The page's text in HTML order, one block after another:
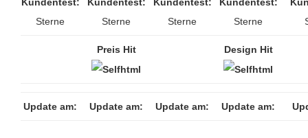
Sterne
Sterne
Sterne
Sterne
Preis Hit Design Hit
Update am: Update am: Update am: Update am: